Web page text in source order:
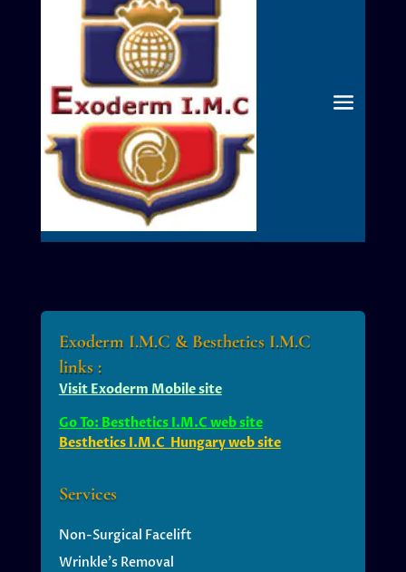
Exoderm I.M.C & Besthetics I.M.C
links :
Visit Exoderm Mobile site
Go To: Besthetics I.M.C web site
Besthetics I.M.C Hungary web site
Services
Non-Surgical Facelift
Wrinkle’sRemoval